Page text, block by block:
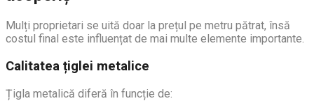
Mulți proprietari se uită doar la prețul pe metru pătrat, însă
costul final este influențat de mai multe elemente importante.
Calitatea țiglei metalice
Țigla metalică diferă în funcție de: